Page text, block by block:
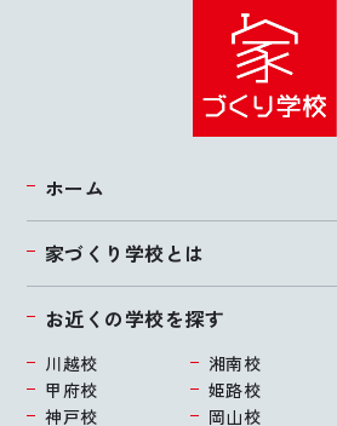
ホーム
家づくり学校とは
お近くの学校を探す
川越校 湘南校
甲府校
姫路校
神戸校
岡山校